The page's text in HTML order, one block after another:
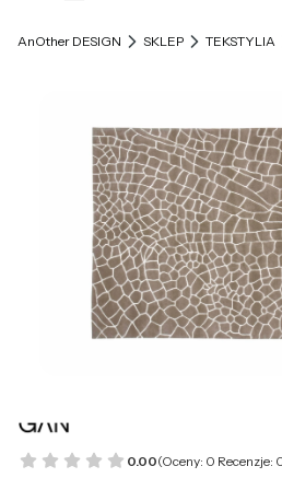
AnOther DESIGN SKLEP TEKSTYLIA
0.00(Oceny: 0 Recenzje: